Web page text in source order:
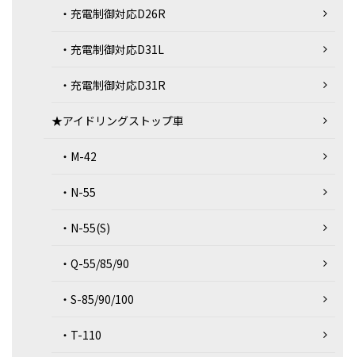
・充電制御対応D26R
・充電制御対応D31L
・充電制御対応D31R
★アイドリングストップ車
・M-42
・N-55
・N-55(S)
・Q-55/85/90
・S-85/90/100
・T-110